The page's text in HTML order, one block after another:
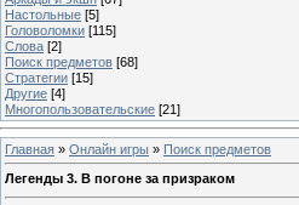
Настольные [5]
Головоломки [115]
Слова [2]
Поиск предметов [68]
Стратегии [15]
Другие [4]
Многопользовательские [21]
Главная » Онлайн игры » Поиск предметов
Легенды 3. В погоне за призраком